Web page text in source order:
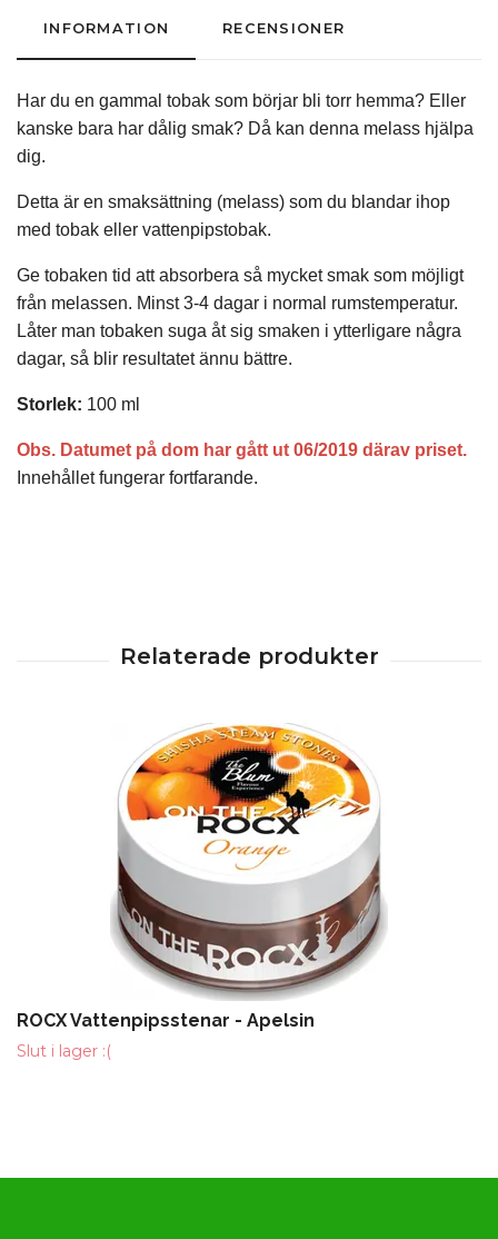
INFORMATION RECENSIONER
Har du en gammal tobak som börjar bli torr hemma? Eller
kanske bara har dålig smak? Då kan denna melass hjälpa
dig.
Detta är en smaksättning (melass) som du blandar ihop
med tobak eller vattenpipstobak.
Ge tobaken tid att absorbera så mycket smak som möjligt
från melassen. Minst 3-4 dagar i normal rumstemperatur.
Låter man tobaken suga åt sig smaken i ytterligare några
dagar, så blir resultatet ännu bättre.
Storlek: 100 ml
Obs. Datumet på dom har gått ut 06/2019 därav priset.
Innehållet fungerar fortfarande.
ROCX Vattenpipsstenar - Apelsin
Slut i lager :(